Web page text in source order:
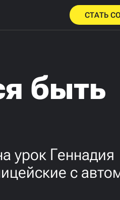
СТАТЬ
быть
урок Геннадия
с